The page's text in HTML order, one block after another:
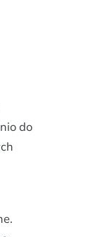
do